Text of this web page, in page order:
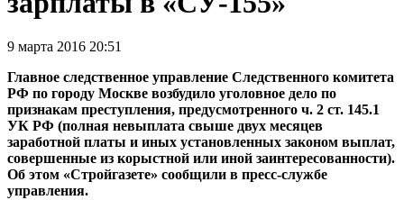
9 марта 2016 20:51
Главное следственное управление Следственного комитета
РФ по городу Москве возбудило уголовное дело по
признакам преступления, предусмотренного ч. 2 ст. 145.1
УК РФ (полная невыплата свыше двух месяцев
заработной платы и иных установленных законом выплат,
совершенные из корыстной или иной заинтересованности).
Об этом «Стройгазете» сообщили в пресс-службе
управления.